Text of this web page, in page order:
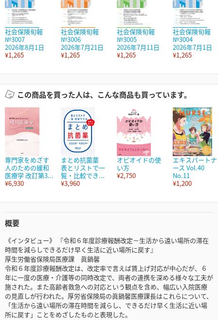
社会保険旬報
№3007
2026年8月1日
¥1,265
社会保険旬報
№3006
2026年7月21日
¥1,265
社会保険旬報
№3005
2026年7月11日
¥1,265
社会保険旬報
№3004
2026年7月1日
¥1,265
この商品を買った人は、こんな商品も買っています。
専門家をめざす
人のための緩和
医療学 改訂第3...
¥6,930
まとめ抗菌薬
表とリストで一
覧・比較でき...
¥3,960
オピオイドの使
い方
¥2,750
エキスパートナ
ース Vol.40
No.11
¥1,200
概要
《インタビュー》 『令和６年度診療報酬改定－生活から遠い場所の滞在
時間を減らしできるだけ早く生活に近い場所に戻す』
厚生労働省保険局医療課 眞鍋馨
令和６年度診療報酬改定は、改定率で言えば賃上げ対応が中心だが、６
年に一度の医療・介護等の同時改定で、両者の連携を深める様々な工夫が
施された。また高齢者救急への対応という観点を含め、幅広い入院医療
の見直しが行われた。厚労省保険局の眞鍋馨医療課長はこれらについて、
「生活から遠い場所の滞在時間を減らし、できるだけ早く生活に近い場
所に戻す」ことをめざしたものと表現した。